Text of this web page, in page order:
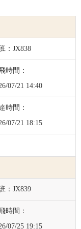
JX838
07/21 14:40
07/21 18:15
JX839
07/25 19:15